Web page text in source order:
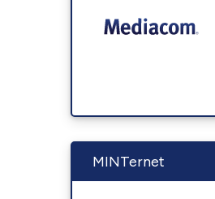
MINTernet